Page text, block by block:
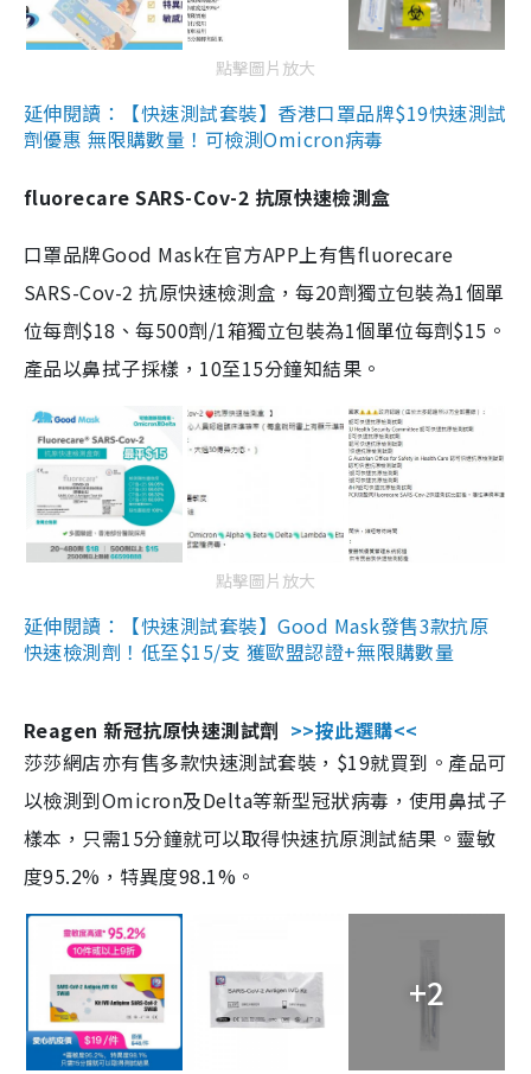
點擊圖片放大
延伸閱讀：【快速測試套裝】香港口罩品牌$19快速測試
劑優惠 無限購數量！可檢測Omicron病毒
fluorecare SARS-Cov-2 抗原快速檢測盒
口罩品牌Good Mask在官方APP上有售fluorecare
SARS-Cov-2 抗原快速檢測盒，每20劑獨立包裝為1個單
位每劑$18、每500劑/1箱獨立包裝為1個單位每劑$15。
產品以鼻拭子採樣，10至15分鐘知結果。
點擊圖片放大
延伸閱讀：【快速測試套裝】Good Mask發售3款抗原
快速檢測劑！低至$15/支 獲歐盟認證+無限購數量
Reagen 新冠抗原快速測試劑 >>按此選購<<
莎莎網店亦有售多款快速測試套裝，$19就買到。產品可
以檢測到Omicron及Delta等新型冠狀病毒，使用鼻拭子
樣本，只需15分鐘就可以取得快速抗原測試結果。靈敏
度95.2%，特異度98.1%。
+2